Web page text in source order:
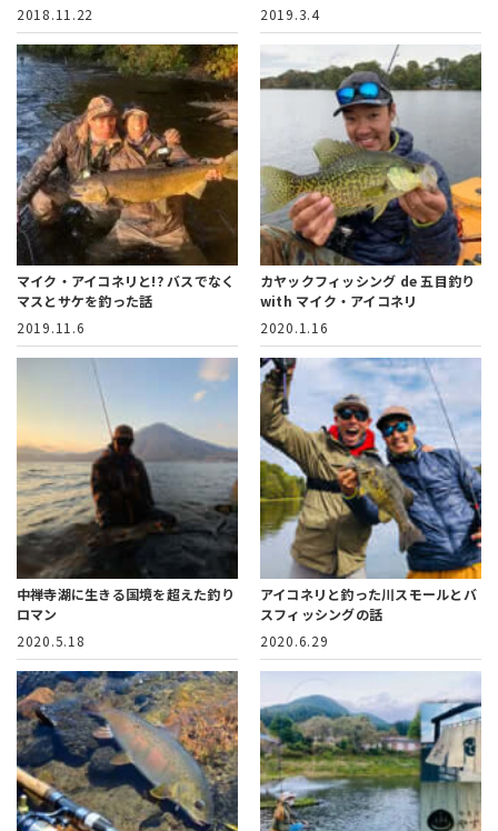
2018.11.22
2019.3.4
マイク・アイコネリと!? バスでなく
マスとサケを釣った話
2019.11.6
カヤックフィッシング de 五目釣り
with マイク・アイコネリ
2020.1.16
中禅寺湖に生きる国境を超えた釣り
ロマン
2020.5.18
アイコネリと釣った川スモールとバ
スフィッシングの話
2020.6.29